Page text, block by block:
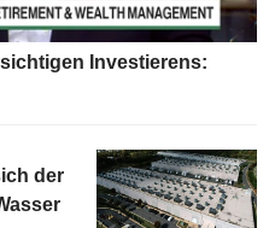
Investierens:
der